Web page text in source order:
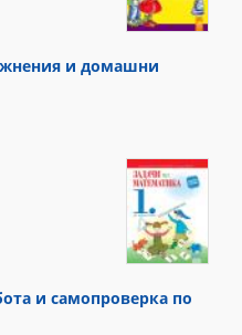
и домашни
и самопроверка по